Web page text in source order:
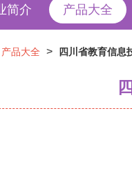
简介 产品大全
产品大全 > 四川省教育信息